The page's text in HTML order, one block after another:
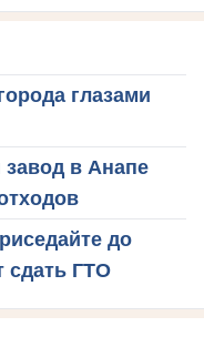
глазами
в Анапе
до
сдать ГТО